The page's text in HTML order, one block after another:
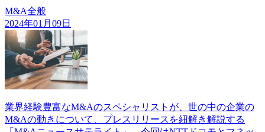
M&A全般
2024年01月09日
業界経験豊富なM&Aのスペシャリストが、世の中の企業の
M&Aの動きについて、プレスリリースを紐解き解説する